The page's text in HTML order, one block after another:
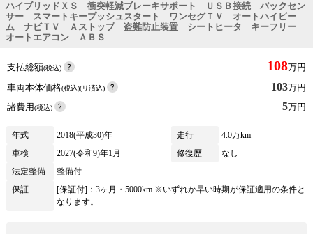
ハイブリッドＸＳ 衝突軽減ブレーキサポート ＵＳＢ接続 バックセン
サー スマートキープッシュスタート ワンセグＴＶ オートハイビー
ム ナビＴＶ Ａストップ 盗難防止装置 シートヒータ キーフリー
オートエアコン ＡＢＳ
支払総額(税込) 108万円
車両本体価格(税込)(リ済込) 103万円
諸費用(税込) 5万円
年式 2018(平成30)年 走行
4.0万km
車検
2027(令和9)年1月 修復歴
なし
法定整備
整備付
保証
[保証付]：3ヶ月・5000km ※いずれか早い時期が保証適用の条件と
なります。